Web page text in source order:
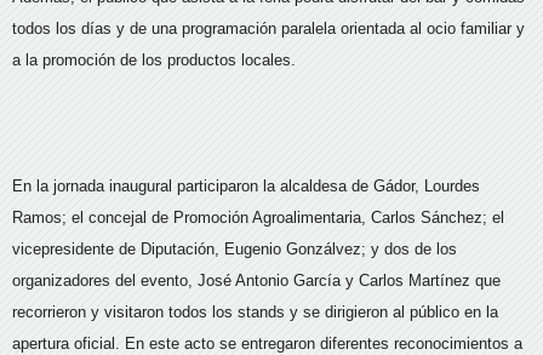
todos los días y de una programación paralela orientada al ocio familiar y
a la promoción de los productos locales.
En la jornada inaugural participaron la alcaldesa de Gádor, Lourdes
Ramos; el concejal de Promoción Agroalimentaria, Carlos Sánchez; el
vicepresidente de Diputación, Eugenio Gonzálvez; y dos de los
organizadores del evento, José Antonio García y Carlos Martínez que
recorrieron y visitaron todos los stands y se dirigieron al público en la
apertura oficial. En este acto se entregaron diferentes reconocimientos a